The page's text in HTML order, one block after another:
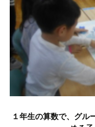
１年生の算数で、グル